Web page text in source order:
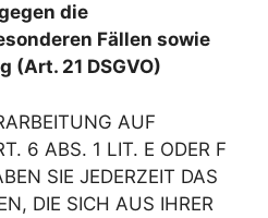
die
Fällen sowie
(Art. 21 DSGVO)
AUF
6 ABS. 1 LIT. E ODER F
SIE JEDERZEIT DAS
DIE SICH AUS IHRER